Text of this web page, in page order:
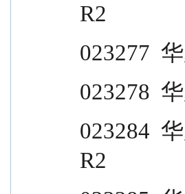
R2
023277
023278
023284
R2